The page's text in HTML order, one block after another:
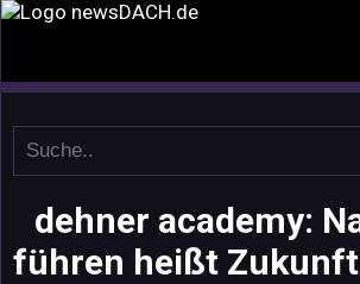
dehner academy:
führen heißt